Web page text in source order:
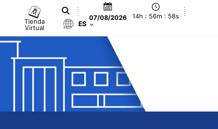
Tienda
Virtual
07/08/2026 14h : 56m : 58s
ES